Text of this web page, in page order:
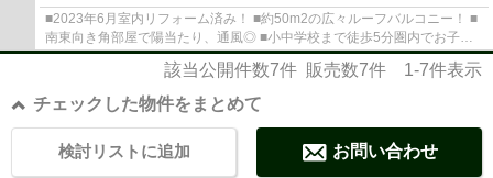
■2023年6月室内リフォーム済み！ ■約50m2の広々ルーフバルコニー！ ■
南東向き角部屋で陽当たり、通風◎ ■小中学校まで徒歩5分圏内でお子様
を安心して送り出せます！
該当公開件数7件 販売数7件 1-7件表示
チェックした物件をまとめて
お問い合わせ
検討リストに追加